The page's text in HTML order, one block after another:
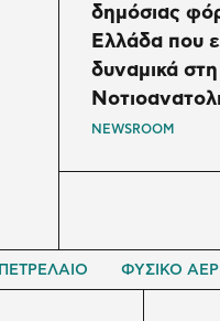
δημόσιας
Ελλάδα που
δυναμικά στη
NEWSROOM
ΠΕΤΡΕΛΑΙΟ ΦΥΣΙΚΟ